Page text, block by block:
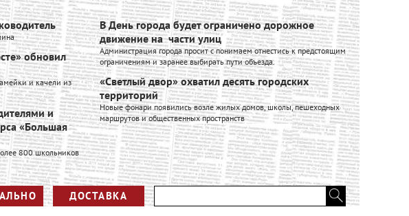
обновил
и качели из
и
«Большая
800 школьников
В День города будет ограничено дорожное
движение на части улиц
Администрация города просит с понимаем отнестись к предстоящим
ограничениям и заранее выбирать пути объезда.
«Светлый двор» охватил десять городских
территорий
Новые фонари появились возле жилых домов, школы, пешеходных
маршрутов и общественных пространств
ДОСТАВКА